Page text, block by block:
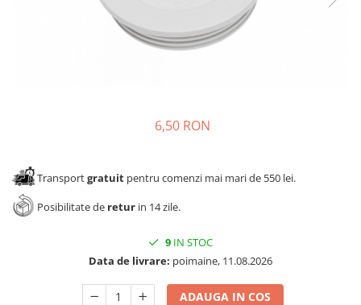
Solutii de curatat & adezivi
6,50 RON
Transportgratuit pentru comenzi mai mari de 550 lei.
Posibilitate de retur in 14 zile.
9 IN STOC
Data de livrare: poimaine, 11.08.2026
ADAUGA IN COS